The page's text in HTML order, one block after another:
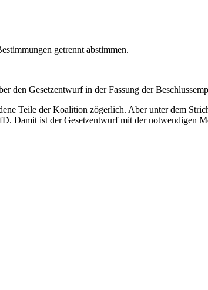
getrennt abstimmen.
den Gesetzentwurf in der Fassung der
Teile der Koalition zögerlich. Aber unter dem
Damit ist der Gesetzentwurf mit der notwendigen